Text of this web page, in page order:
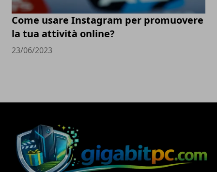
Come usare Instagram per promuovere
la tua attività online?
23/06/2023